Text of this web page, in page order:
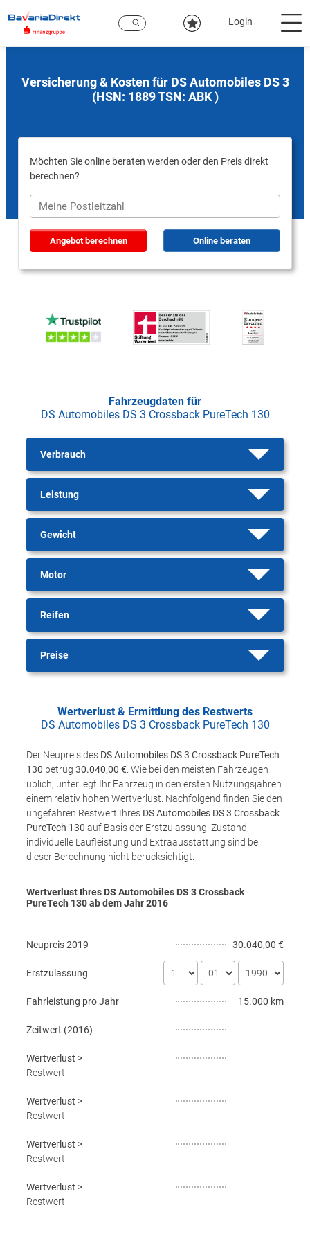
Hauptinhalt
Login
Versicherung & Kosten für DS Automobiles DS 3
(HSN: 1889 TSN: ABK )
Möchten Sie online beraten werden oder den Preis direkt
berechnen?
Angebot berechnen Online beraten
Fahrzeugdaten für
DS Automobiles DS 3 Crossback PureTech 130
Verbrauch
Leistung
Gewicht
Motor
Reifen
Preise
Wertverlust & Ermittlung des Restwerts
DS Automobiles DS 3 Crossback PureTech 130
Der Neupreis des DS Automobiles DS 3 Crossback PureTech
130 betrug 30.040,00 € . Wie bei den meisten Fahrzeugen
üblich, unterliegt Ihr Fahrzeug in den ersten Nutzungsjahren
einem relativ hohen Wertverlust. Nachfolgend finden Sie den
ungefähren Restwert Ihres DS Automobiles DS 3 Crossback
PureTech 130 auf Basis der Erstzulassung. Zustand,
individuelle Laufleistung und Extraausstattung sind bei
dieser Berechnung nicht berücksichtigt.
Wertverlust Ihres DS Automobiles DS 3 Crossback
PureTech 130 ab dem Jahr2016
Neupreis2019 30.040,00 €
Erstzulassung
Fahrleistung pro Jahr 15.000 km
Zeitwert (2016)
Wertverlust >
Restwert
Wertverlust >
Restwert
Wertverlust >
Restwert
Wertverlust >
Restwert